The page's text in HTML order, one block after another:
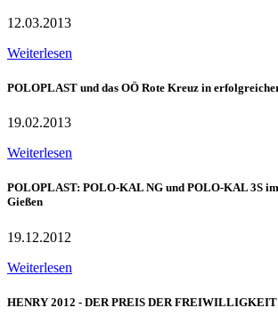
12.03.2013
Weiterlesen
POLOPLAST und das OÖ Rote Kreuz in
19.02.2013
Weiterlesen
POLOPLAST: POLO-KAL NG und POLO-KAL 3S
Gießen
19.12.2012
Weiterlesen
HENRY 2012 - DER PREIS DER FREIWILLIGKEIT